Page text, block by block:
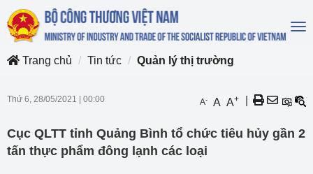
Trang chủ
Tin tức Quản lý thị trường
Thứ 6, 28/05/2021 00:00 A- A A+
Cục QLTT tỉnh Quảng Bình tổ chức tiêu hủy gần 2
tấn thực phẩm đông lạnh các loại